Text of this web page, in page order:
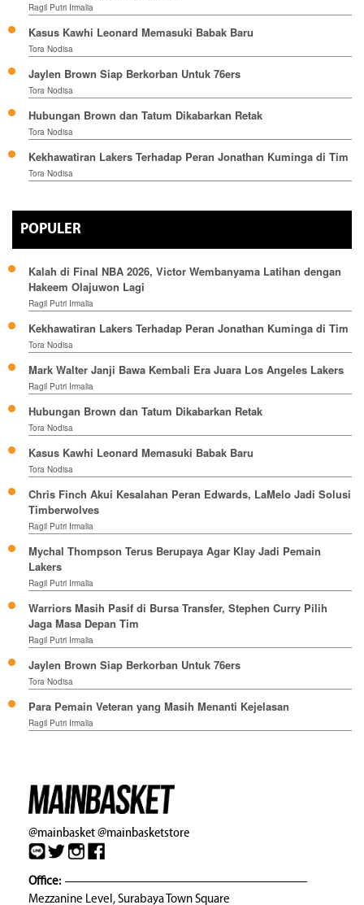
Ragil Putri Irmalia
Kasus Kawhi Leonard Memasuki Babak Baru
Tora Nodisa
Jaylen Brown Siap Berkorban Untuk 76ers
Tora Nodisa
Hubungan Brown dan Tatum Dikabarkan Retak
Tora Nodisa
Kekhawatiran Lakers Terhadap Peran Jonathan Kuminga di Tim
Tora Nodisa
POPULER
Kalah di Final NBA 2026, Victor Wembanyama Latihan dengan
Hakeem Olajuwon Lagi
Ragil Putri Irmalia
Kekhawatiran Lakers Terhadap Peran Jonathan Kuminga di Tim
Tora Nodisa
Mark Walter Janji Bawa Kembali Era Juara Los Angeles Lakers
Ragil Putri Irmalia
Hubungan Brown dan Tatum Dikabarkan Retak
Tora Nodisa
Kasus Kawhi Leonard Memasuki Babak Baru
Tora Nodisa
Chris Finch Akui Kesalahan Peran Edwards, LaMelo Jadi Solusi
Timberwolves
Ragil Putri Irmalia
Mychal Thompson Terus Berupaya Agar Klay Jadi Pemain
Lakers
Ragil Putri Irmalia
Warriors Masih Pasif di Bursa Transfer, Stephen Curry Pilih
Jaga Masa Depan Tim
Ragil Putri Irmalia
Jaylen Brown Siap Berkorban Untuk 76ers
Tora Nodisa
Para Pemain Veteran yang Masih Menanti Kejelasan
Ragil Putri Irmalia
@mainbasket@mainbasketstore
Office:
Mezzanine Level, Surabaya Town Square